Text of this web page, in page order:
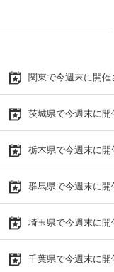
関東で今週末に開
茨城県で今週末に
栃木県で今週末に
群馬県で今週末に
埼玉県で今週末に
千葉県で今週末に